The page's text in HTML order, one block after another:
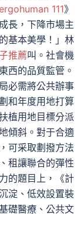
111》
長，下降市場主
基本美學！」林
推薦叫。社會機
西的品質監管。
必需將公共辦事
和年度用地打算
植用地目標分派
傾斜。對于合適
可采取劃撥方法
租讓聯合的彈性
的題目上，《計
淀、低效設置裝
礎醫療、公共文